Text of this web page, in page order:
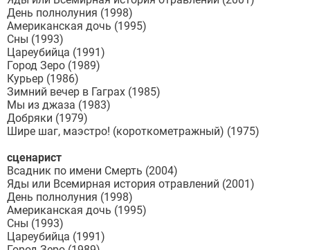
День полнолуния (1998)
Американская дочь (1995)
Сны (1993)
Цареубийца (1991)
Город Зеро (1989)
Курьер (1986)
Зимний вечер в Гаграх (1985)
Мы из джаза (1983)
Добряки (1979)
Шире шаг, маэстро! (короткометражный) (1975)
сценарист
Всадник по имени Смерть (2004)
Яды или Всемирная история отравлений (2001)
День полнолуния (1998)
Американская дочь (1995)
Сны (1993)
Цареубийца (1991)